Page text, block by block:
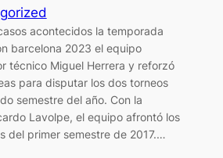
acontecidos la temporada
barcelona 2023 el equipo
técnico Miguel Herrera y reforzó
para disputar los dos torneos
semestre del año. Con la
Lavolpe, el equipo afrontó los
del primer semestre de 2017.…